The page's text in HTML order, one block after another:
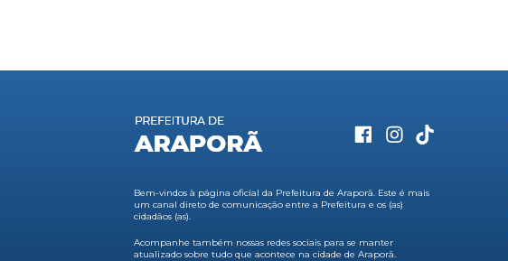
Bem-vindos à página oficial da Prefeitura de Araporã. Este é mais
um canal direto de comunicação entre a Prefeitura e os (as)
cidadãos (as).
Acompanhe também nossas redes sociais para se manter
atualizado sobre tudo que acontece na cidade de Araporã.